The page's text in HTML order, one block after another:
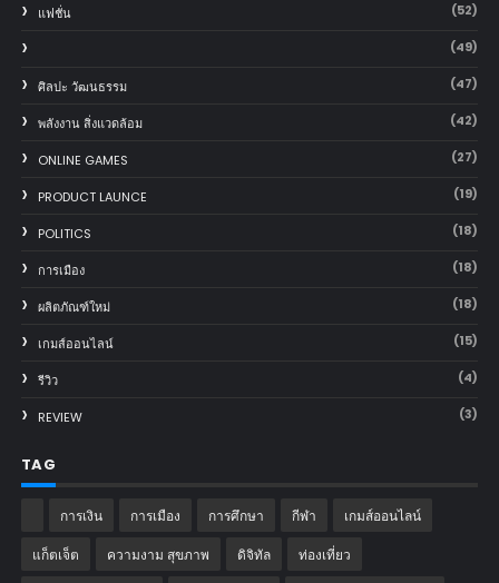
แฟชั่น (52)
(49)
ศิลปะ วัฒนธรรม (47)
พลังงาน สิ่งแวดล้อม (42)
ONLINE GAMES (27)
PRODUCT LAUNCE (19)
POLITICS (18)
การเมือง (18)
ผลิตภัณฑ์ใหม่ (18)
เกมส์ออนไลน์ (15)
รีวิว (4)
REVIEW (3)
TAG
การเงิน การเมือง การศึกษา กีฬา เกมส์ออนไลน์
แก็ตเจ็ต ความงาม สุขภาพ ดิจิทัล ท่องเที่ยว